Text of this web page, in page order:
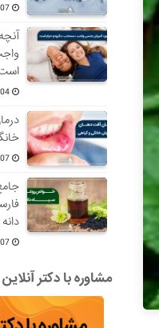
دانه
مشاوره با دکتر آنلاین